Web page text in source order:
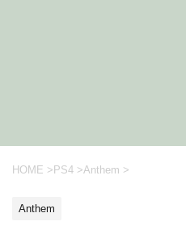
HOME >PS4 >Anthem >
Anthem